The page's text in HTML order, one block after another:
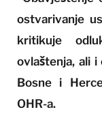
ostvarivanje
kritikuje
ovlaštenja, ali i
Bosne i
OHR-a.